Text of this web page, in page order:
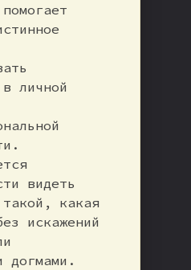
личной
видеть
такой, какая
искажений
догмами.